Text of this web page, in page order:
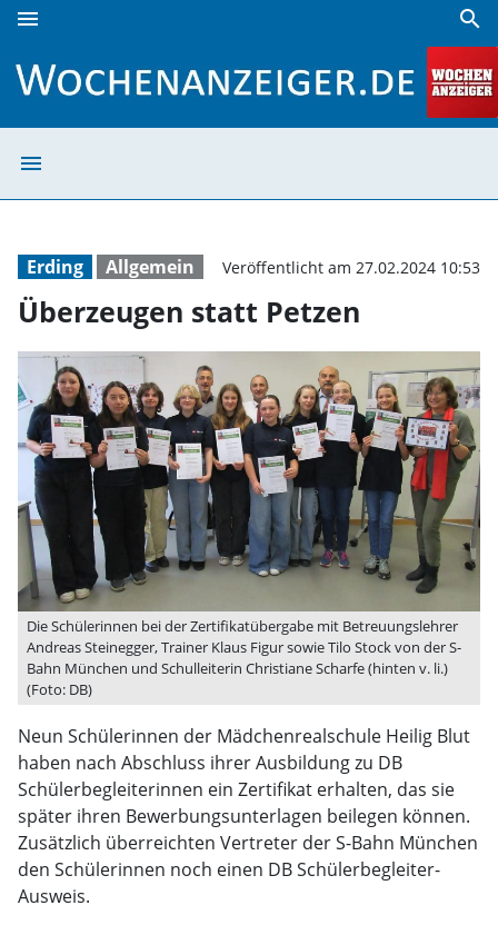
menu search
menu
Erding Allgemein Veröffentlicht am 27.02.2024 10:53
Überzeugen statt Petzen
Die Schülerinnen bei der Zertifikatübergabe mit Betreuungslehrer
Andreas Steinegger, Trainer Klaus Figur sowie Tilo Stock von der S-
Bahn München und Schulleiterin Christiane Scharfe (hinten v. li.)
(Foto: DB)
Neun Schülerinnen der Mädchenrealschule Heilig Blut
haben nach Abschluss ihrer Ausbildung zu DB
Schülerbegleiterinnen ein Zertifikat erhalten, das sie
später ihren Bewerbungsunterlagen beilegen können.
Zusätzlich überreichten Vertreter der S-Bahn München
den Schülerinnen noch einen DB Schülerbegleiter-
Ausweis.